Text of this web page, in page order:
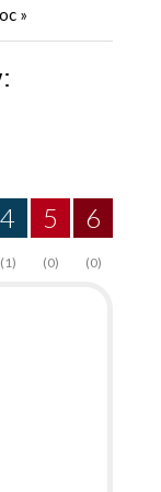
»
6
(0)
5
(0)
4
(1)